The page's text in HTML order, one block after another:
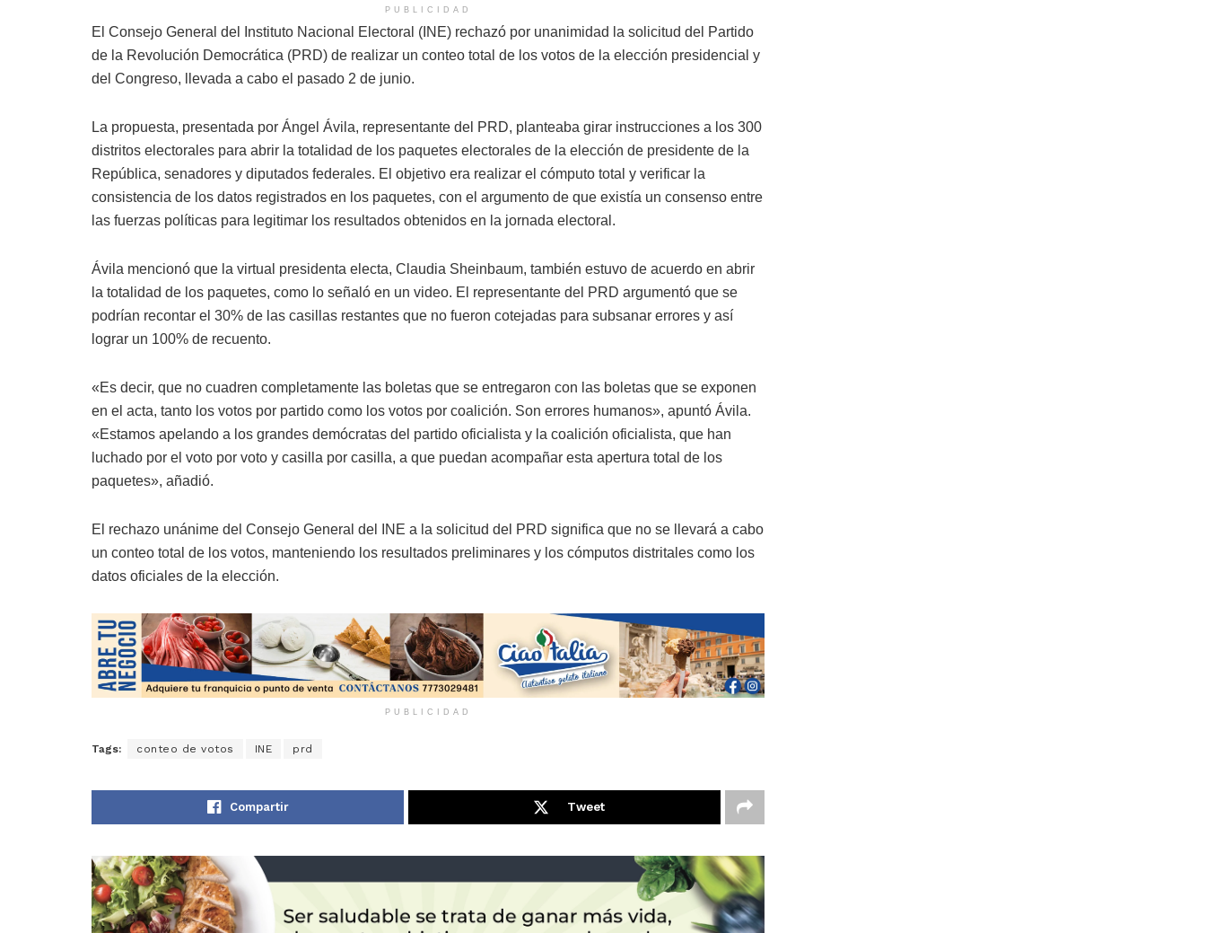
PUBLICIDAD
El Consejo General del Instituto Nacional Electoral (INE) rechazó por unanimidad la solicitud del Partido
de la Revolución Democrática (PRD) de realizar un conteo total de los votos de la elección presidencial y
del Congreso, llevada a cabo el pasado 2 de junio.
La propuesta, presentada por Ángel Ávila, representante del PRD, planteaba girar instrucciones a los 300
distritos electorales para abrir la totalidad de los paquetes electorales de la elección de presidente de la
República, senadores y diputados federales. El objetivo era realizar el cómputo total y verificar la
consistencia de los datos registrados en los paquetes, con el argumento de que existía un consenso entre
las fuerzas políticas para legitimar los resultados obtenidos en la jornada electoral.
Ávila mencionó que la virtual presidenta electa, Claudia Sheinbaum, también estuvo de acuerdo en abrir
la totalidad de los paquetes, como lo señaló en un video. El representante del PRD argumentó que se
podrían recontar el 30% de las casillas restantes que no fueron cotejadas para subsanar errores y así
lograr un 100% de recuento.
«Es decir, que no cuadren completamente las boletas que se entregaron con las boletas que se exponen
en el acta, tanto los votos por partido como los votos por coalición. Son errores humanos», apuntó Ávila.
«Estamos apelando a los grandes demócratas del partido oficialista y la coalición oficialista, que han
luchado por el voto por voto y casilla por casilla, a que puedan acompañar esta apertura total de los
paquetes», añadió.
El rechazo unánime del Consejo General del INE a la solicitud del PRD significa que no se llevará a cabo
un conteo total de los votos, manteniendo los resultados preliminares y los cómputos distritales como los
datos oficiales de la elección.
PUBLICIDAD
Tags: conteo de votos INE prd
Compartir Tweet